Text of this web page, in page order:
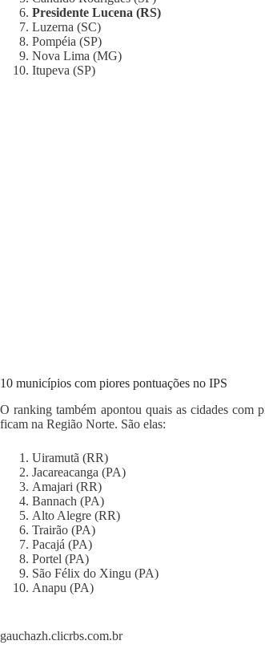
Presidente Lucena (RS)
Luzerna (SC)
Pompéia (SP)
Nova Lima (MG)
Itupeva (SP)
10 municípios com piores pontuações no IPS
O ranking também apontou quais as cidades com
ficam na Região Norte. São elas:
Uiramutã (RR)
Jacareacanga (PA)
Amajari (RR)
Bannach (PA)
Alto Alegre (RR)
Trairão (PA)
Pacajá (PA)
Portel (PA)
São Félix do Xingu (PA)
Anapu (PA)
gauchazh.clicrbs.com.br